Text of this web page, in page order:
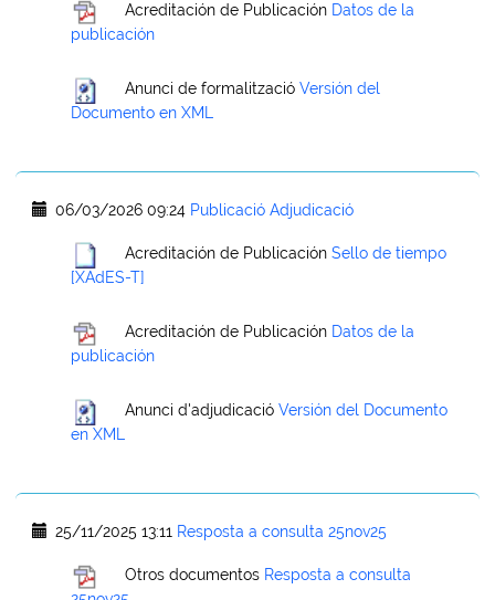
Acreditación de Publicación Datos de la
publicación
Anunci de formalització Versión del
Documento en XML
06/03/2026 09:24 Publicació Adjudicació
Acreditación de Publicación Sello de tiempo
[XAdES-T]
Acreditación de Publicación Datos de la
publicación
Anunci d'adjudicació Versión del Documento
en XML
25/11/2025 13:11 Resposta a consulta 25nov25
Otros documentos Resposta a consulta